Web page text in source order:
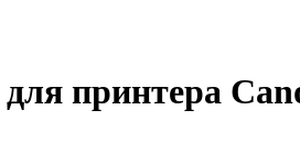
принтера